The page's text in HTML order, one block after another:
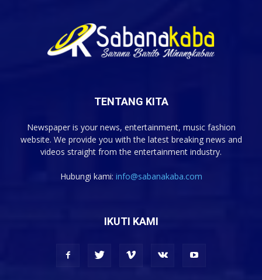
TENTANG KITA
Newspaper is your news, entertainment, music fashion
website. We provide you with the latest breaking news and
videos straight from the entertainment industry.
Hubungi kami: info@sabanakaba.com
IKUTI KAMI